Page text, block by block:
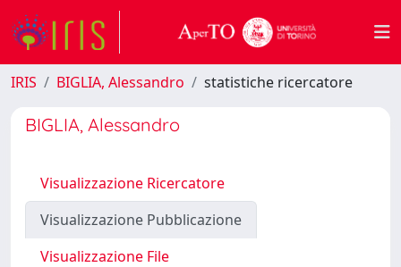
IRIS BIGLIA, Alessandro statistiche ricercatore
BIGLIA, Alessandro
Visualizzazione Ricercatore
Visualizzazione Pubblicazione
Visualizzazione File